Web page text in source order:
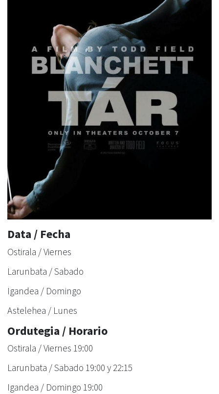
Data / Fecha
Ostirala / Viernes
Larunbata / Sabado
Igandea / Domingo
Astelehea / Lunes
Ordutegia / Horario
Ostirala / Viernes 19:00
Larunbata / Sabado 19:00 y 22:15
Igandea / Domingo 19:00